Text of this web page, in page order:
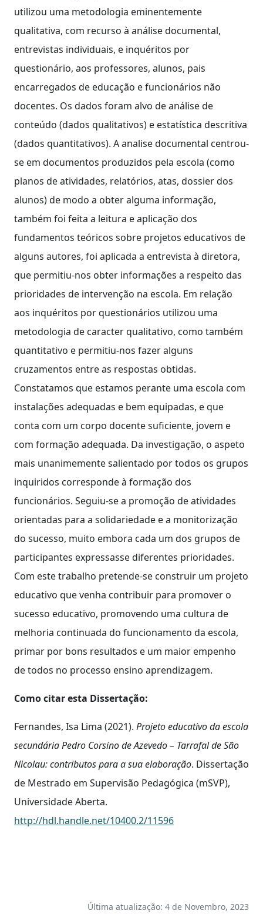
utilizou uma metodologia eminentemente
qualitativa, com recurso à análise documental,
entrevistas individuais, e inquéritos por
questionário, aos professores, alunos, pais
encarregados de educação e funcionários não
docentes. Os dados foram alvo de análise de
conteúdo (dados qualitativos) e estatística descritiva
(dados quantitativos). A analise documental centrou-
se em documentos produzidos pela escola (como
planos de atividades, relatórios, atas, dossier dos
alunos) de modo a obter alguma informação,
também foi feita a leitura e aplicação dos
fundamentos teóricos sobre projetos educativos de
alguns autores, foi aplicada a entrevista à diretora,
que permitiu-nos obter informações a respeito das
prioridades de intervenção na escola. Em relação
aos inquéritos por questionários utilizou uma
metodologia de caracter qualitativo, como também
quantitativo e permitiu-nos fazer alguns
cruzamentos entre as respostas obtidas.
Constatamos que estamos perante uma escola com
instalações adequadas e bem equipadas, e que
conta com um corpo docente suficiente, jovem e
com formação adequada. Da investigação, o aspeto
mais unanimemente salientado por todos os grupos
inquiridos corresponde à formação dos
funcionários. Seguiu-se a promoção de atividades
orientadas para a solidariedade e a monitorização
do sucesso, muito embora cada um dos grupos de
participantes expressasse diferentes prioridades.
Com este trabalho pretende-se construir um projeto
educativo que venha contribuir para promover o
sucesso educativo, promovendo uma cultura de
melhoria continuada do funcionamento da escola,
primar por bons resultados e um maior empenho
de todos no processo ensino aprendizagem.
Como citar esta Dissertação:
Fernandes, Isa Lima (2021). Projeto educativo da escola
secundária Pedro Corsino de Azevedo – Tarrafal de São
Nicolau: contributos para a sua elaboração. Dissertação
de Mestrado em Supervisão Pedagógica (mSVP),
Universidade Aberta.
http://hdl.handle.net/10400.2/11596
Última atualização: 4 de Novembro, 2023